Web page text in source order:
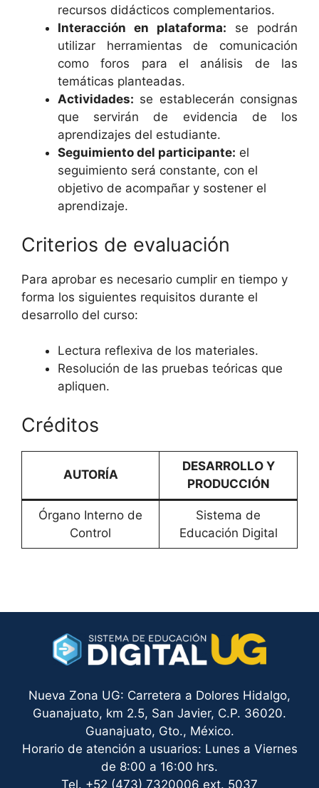
recursos didácticos complementarios.
Interacción en plataforma: se podrán
utilizar herramientas de comunicación
como foros para el análisis de las
temáticas planteadas.
Actividades: se establecerán consignas
que servirán de evidencia de los
aprendizajes del estudiante.
Seguimiento del participante: el
seguimiento será constante, con el
objetivo de acompañar y sostener el
aprendizaje.
Criterios de evaluación
Para aprobar es necesario cumplir en tiempo y
forma los siguientes requisitos durante el
desarrollo del curso:
Lectura reflexiva de los materiales.
Resolución de las pruebas teóricas que
apliquen.
Créditos
AUTORÍA
DESARROLLO Y
PRODUCCIÓN
Órgano Interno de
Control
Sistema de
Educación Digital
Nueva Zona UG: Carretera a Dolores Hidalgo,
Guanajuato, km 2.5, San Javier, C.P. 36020.
Guanajuato, Gto., México.
Horario de atención a usuarios: Lunes a Viernes
de 8:00 a 16:00 hrs.
Tel. +52 (473) 7320006 ext. 5037